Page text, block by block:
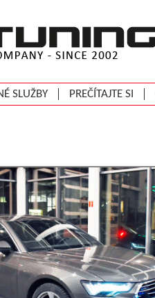
SLUŽBY PREČÍTAJTE SI